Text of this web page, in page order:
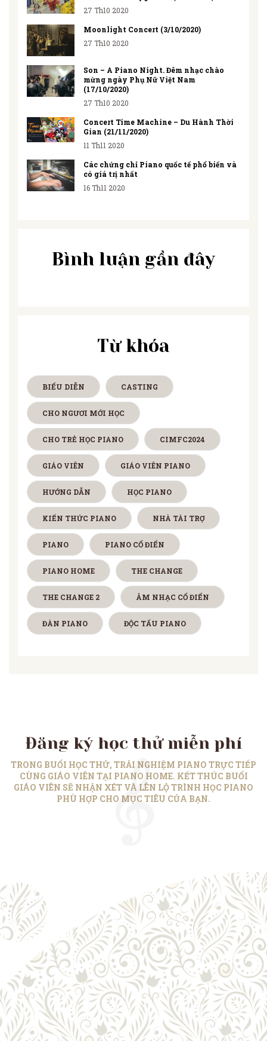
27 Th10 2020
Moonlight Concert (3/10/2020)
27 Th10 2020
Son – A Piano Night. Đêm nhạc chào
mừng ngày Phụ Nữ Việt Nam
(17/10/2020)
27 Th10 2020
Concert Time Machine – Du Hành Thời
Gian (21/11/2020)
11 Th11 2020
Các chứng chỉ Piano quốc tế phổ biến và
có giá trị nhất
16 Th11 2020
Bình luận gần đây
Từ khóa
BIỂU DIỄN CASTING
CHO NGƯƠI MỚI HỌC
CHO TRẺ HỌC PIANO CIMFC2024
GIÁO VIÊN GIÁO VIÊN PIANO
HƯỚNG DẪN HỌC PIANO
KIẾN THỨC PIANO NHÀ TÀI TRỢ
PIANO PIANO CỔ ĐIỂN
PIANO HOME THE CHANGE
THE CHANGE 2 ÂM NHẠC CỔ ĐIỂN
ĐÀN PIANO ĐỘC TẤU PIANO
Đăng ký học thử miễn phí
TRONG BUỔI HỌC THỬ, TRẢI NGHIỆM PIANO TRỰC TIẾP
CÙNG GIÁO VIÊN TẠI PIANO HOME. KẾT THÚC BUỔI
GIÁO VIÊN SẼ NHẬN XÉT VÀ LÊN LỘ TRÌNH HỌC PIANO
PHÙ HỢP CHO MỤC TIÊU CỦA BẠN.